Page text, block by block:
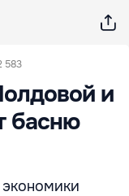
583
и
басню